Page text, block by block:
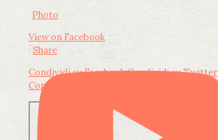
Photo
View on Facebook
· Share
Condividi su FacebookCondividi su Twitter
Condividi su LinkedIn